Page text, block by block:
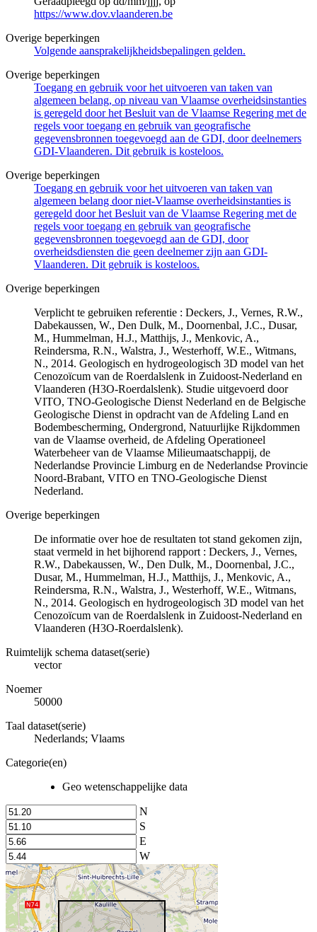
https://www.dov.vlaanderen.be
Overige beperkingen
Volgende aansprakelijkheidsbepalingen gelden.
Overige beperkingen
Toegang en gebruik voor het uitvoeren van taken van
algemeen belang, op niveau van Vlaamse overheidsinstanties
is geregeld door het Besluit van de Vlaamse Regering met de
regels voor toegang en gebruik van geografische
gegevensbronnen toegevoegd aan de GDI, door deelnemers
GDI-Vlaanderen. Dit gebruik is kosteloos.
Overige beperkingen
Toegang en gebruik voor het uitvoeren van taken van
algemeen belang door niet-Vlaamse overheidsinstanties is
geregeld door het Besluit van de Vlaamse Regering met de
regels voor toegang en gebruik van geografische
gegevensbronnen toegevoegd aan de GDI, door
overheidsdiensten die geen deelnemer zijn aan GDI-
Vlaanderen. Dit gebruik is kosteloos.
Overige beperkingen
Verplicht te gebruiken referentie : Deckers, J., Vernes, R.W.,
Dabekaussen, W., Den Dulk, M., Doornenbal, J.C., Dusar,
M., Hummelman, H.J., Matthijs, J., Menkovic, A.,
Reindersma, R.N., Walstra, J., Westerhoff, W.E., Witmans,
N., 2014. Geologisch en hydrogeologisch 3D model van het
Cenozoïcum van de Roerdalslenk in Zuidoost-Nederland en
Vlaanderen (H3O-Roerdalslenk). Studie uitgevoerd door
VITO, TNO-Geologische Dienst Nederland en de Belgische
Geologische Dienst in opdracht van de Afdeling Land en
Bodembescherming, Ondergrond, Natuurlijke Rijkdommen
van de Vlaamse overheid, de Afdeling Operationeel
Waterbeheer van de Vlaamse Milieumaatschappij, de
Nederlandse Provincie Limburg en de Nederlandse Provincie
Noord-Brabant, VITO en TNO-Geologische Dienst
Nederland.
Overige beperkingen
De informatie over hoe de resultaten tot stand gekomen zijn,
staat vermeld in het bijhorend rapport : Deckers, J., Vernes,
R.W., Dabekaussen, W., Den Dulk, M., Doornenbal, J.C.,
Dusar, M., Hummelman, H.J., Matthijs, J., Menkovic, A.,
Reindersma, R.N., Walstra, J., Westerhoff, W.E., Witmans,
N., 2014. Geologisch en hydrogeologisch 3D model van het
Cenozoïcum van de Roerdalslenk in Zuidoost-Nederland en
Vlaanderen (H3O-Roerdalslenk).
Ruimtelijk schema dataset(serie)
vector
Noemer
50000
Taal dataset(serie)
Nederlands; Vlaams
Categorie(en)
Geo wetenschappelijke data
N
S
E
W